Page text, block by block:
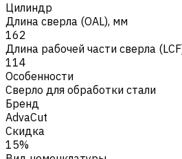
Цилиндр
Длина сверла (OAL), мм
162
Длина рабочей части сверла
114
Особенности
Сверло для обработки стали
Бренд
AdvaCut
Скидка
15%